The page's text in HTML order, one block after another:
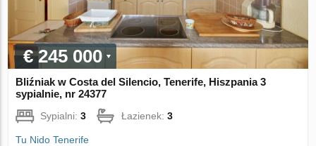
€ 245 000
Bliźniak w Costa del Silencio, Tenerife, Hiszpania 3
sypialnie, nr 24377
Sypialni:3 Łazienek:3
Tu Nido Tenerife